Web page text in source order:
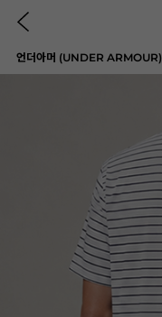
언더아머 (UNDER ARMOUR)